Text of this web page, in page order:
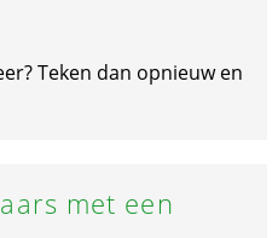
Teken dan opnieuw en
met een